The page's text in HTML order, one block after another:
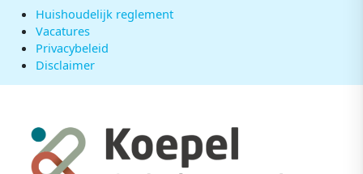
Huishoudelijk reglement
Vacatures
Privacybeleid
Disclaimer